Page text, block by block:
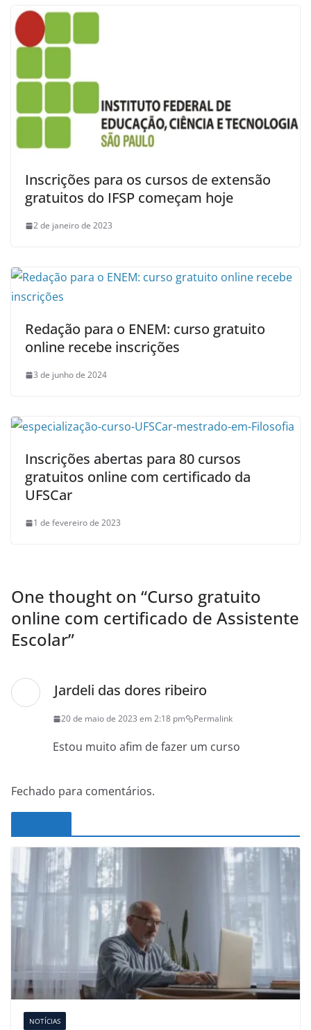
Inscrições para os cursos de extensão
gratuitos do IFSP começam hoje
2 de janeiro de 2023
Redação para o ENEM: curso gratuito
online recebe inscrições
3 de junho de 2024
Inscrições abertas para 80 cursos
gratuitos online com certificado da
UFSCar
1 de fevereiro de 2023
One thought on “Curso gratuito
online com certificado de Assistente
Escolar”
Jardeli das dores ribeiro
20 de maio de 2023 em 2:18 pm Permalink
Estou muito afim de fazer um curso
Fechado para comentários.
NOTÍCIAS